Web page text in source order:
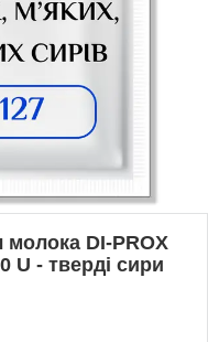
молока DI-PROX
U - тверді сири